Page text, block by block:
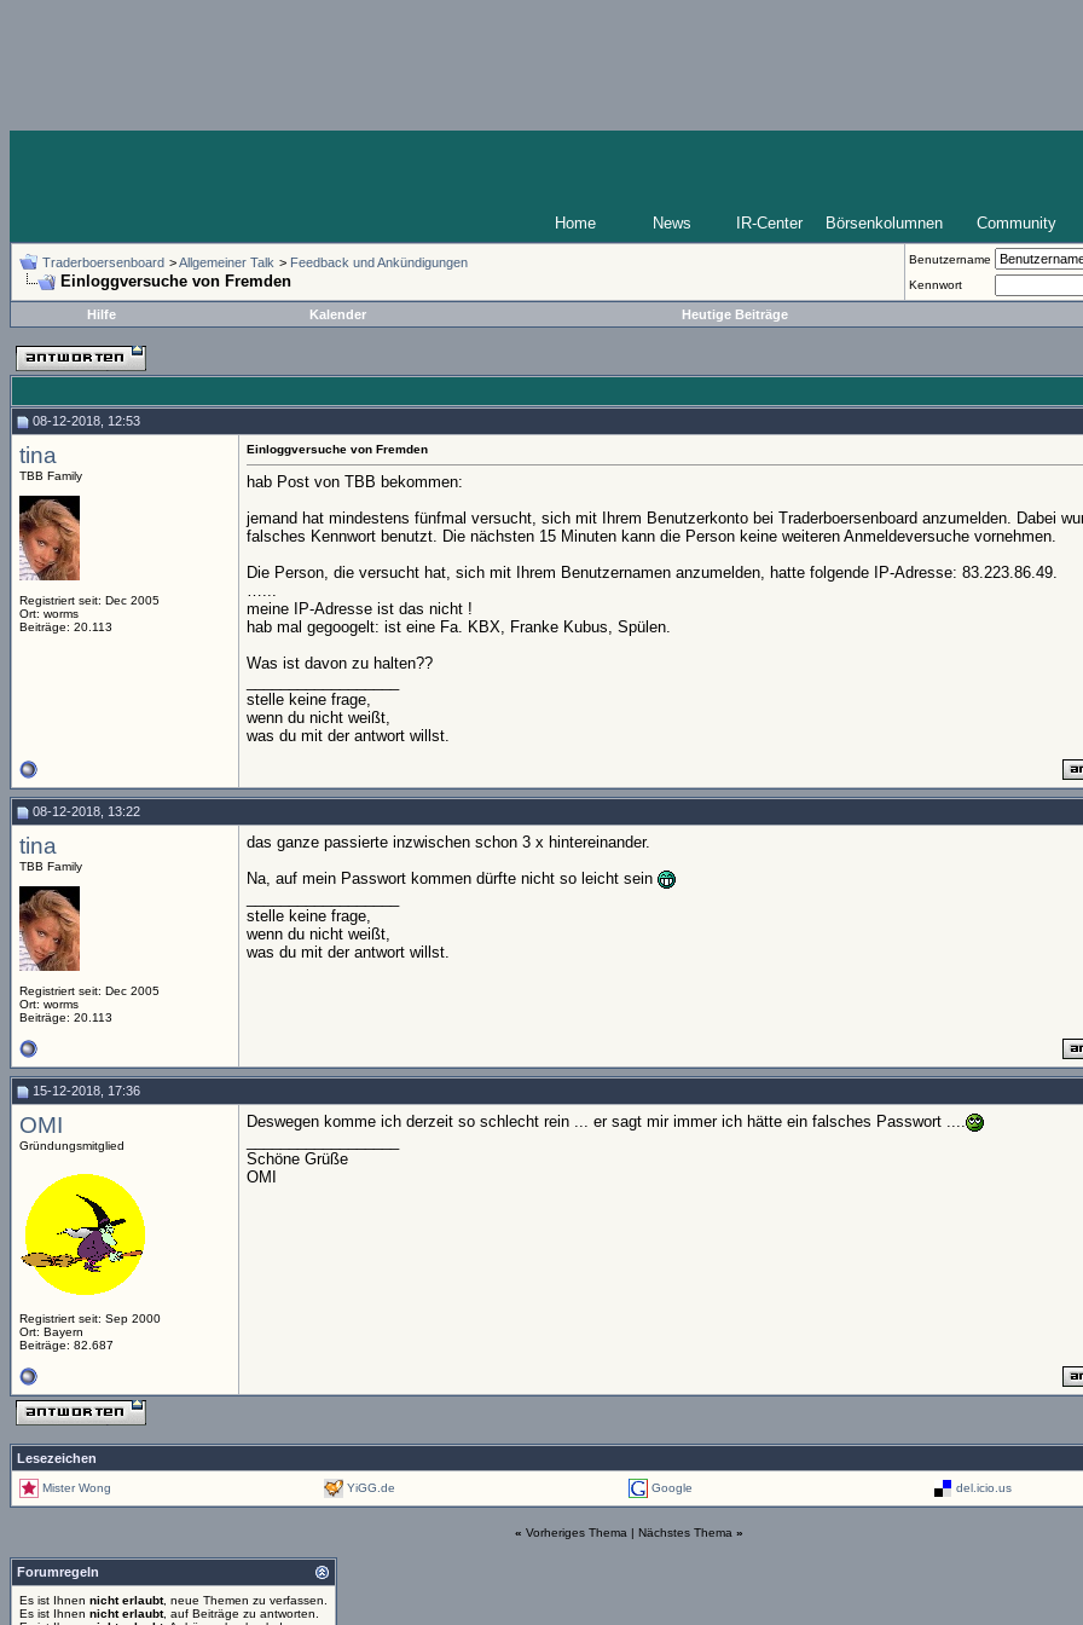
Home News IR-Center Börsenkolumnen Community
Traderboersenboard >Allgemeiner Talk > Feedback und Ankündigungen
Einloggversuche von Fremden
Benutzername
Kennwort
Hilfe Kalender Heutige Beiträge
08-12-2018, 12:53
tina
TBB Family
Registriert seit: Dec 2005
Ort: worms
Beiträge: 20.113
Einloggversuche von Fremden
hab Post von TBB bekommen:
jemand hat mindestens fünfmal versucht, sich mit Ihrem Benutzerkonto bei Traderboersenboard anzumelden. Dabei
falsches Kennwort benutzt. Die nächsten 15 Minuten kann die Person keine weiteren Anmeldeversuche vornehmen.
Die Person, die versucht hat, sich mit Ihrem Benutzernamen anzumelden, hatte folgende IP-Adresse: 83.223.86.49.
…...
meine IP-Adresse ist das nicht !
hab mal gegoogelt: ist eine Fa. KBX, Franke Kubus, Spülen.
Was ist davon zu halten??
stelle keine frage,
wenn du nicht weißt,
was du mit der antwort willst.
08-12-2018, 13:22
tina
TBB Family
Registriert seit: Dec 2005
Ort: worms
Beiträge: 20.113
das ganze passierte inzwischen schon 3 x hintereinander.
Na, auf mein Passwort kommen dürfte nicht so leicht sein
stelle keine frage,
wenn du nicht weißt,
was du mit der antwort willst.
15-12-2018, 17:36
OMI
Gründungsmitglied
Registriert seit: Sep 2000
Ort: Bayern
Beiträge: 82.687
Deswegen komme ich derzeit so schlecht rein ... er sagt mir immer ich hätte ein falsches Passwort ....
Schöne Grüße
OMI
Lesezeichen
Mister Wong YiGG.de Google del.icio.us
« Vorheriges Thema | Nächstes Thema »
Forumregeln
Es ist Ihnen nicht erlaubt, neue Themen zu verfassen.
Es ist Ihnen nicht erlaubt, auf Beiträge zu antworten.